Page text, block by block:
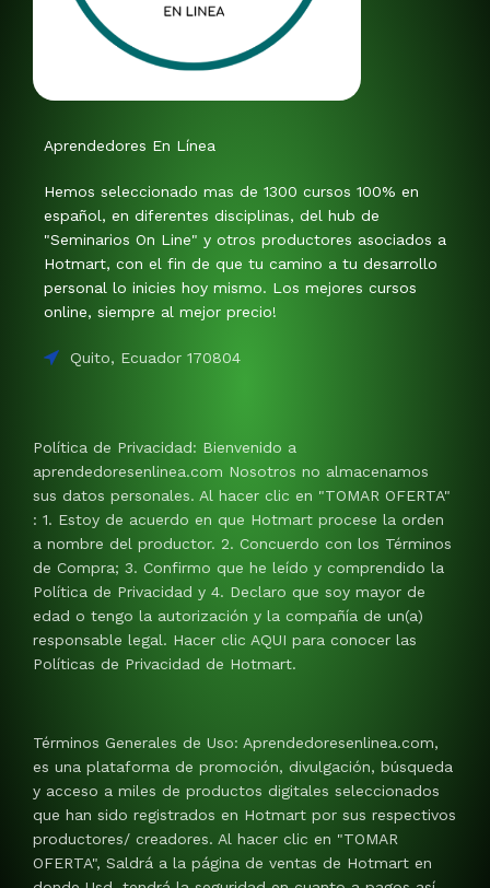
Aprendedores En Línea
Hemos seleccionado mas de 1300 cursos 100% en
español, en diferentes disciplinas, del hub de
"Seminarios On Line" y otros productores asociados a
Hotmart, con el fin de que tu camino a tu desarrollo
personal lo inicies hoy mismo. Los mejores cursos
online, siempre al mejor precio!
Quito, Ecuador 170804
Política de Privacidad: Bienvenido a
aprendedoresenlinea.com Nosotros no almacenamos
sus datos personales. Al hacer clic en "TOMAR OFERTA"
: 1. Estoy de acuerdo en que Hotmart procese la orden
a nombre del productor. 2. Concuerdo con los Términos
de Compra; 3. Confirmo que he leído y comprendido la
Política de Privacidad y 4. Declaro que soy mayor de
edad o tengo la autorización y la compañía de un(a)
responsable legal. Hacer clic AQUI para conocer las
Políticas de Privacidad de Hotmart.
Términos Generales de Uso: Aprendedoresenlinea.com,
es una plataforma de promoción, divulgación, búsqueda
y acceso a miles de productos digitales seleccionados
que han sido registrados en Hotmart por sus respectivos
productores/ creadores. Al hacer clic en "TOMAR
OFERTA", Saldrá a la página de ventas de Hotmart en